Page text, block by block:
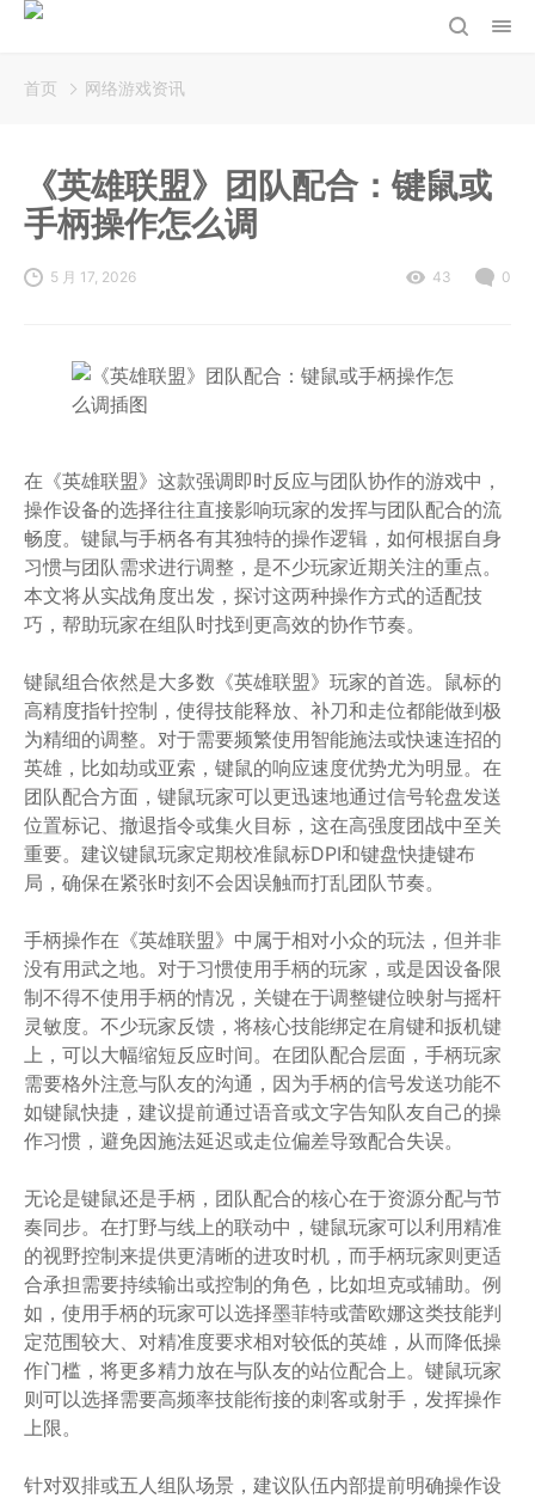
首页 网络游戏资讯
《英雄联盟》团队配合：键鼠或
手柄操作怎么调
5 月 17, 2026 43 0
在《英雄联盟》这款强调即时反应与团队协作的游戏中，
操作设备的选择往往直接影响玩家的发挥与团队配合的流
畅度。键鼠与手柄各有其独特的操作逻辑，如何根据自身
习惯与团队需求进行调整，是不少玩家近期关注的重点。
本文将从实战角度出发，探讨这两种操作方式的适配技
巧，帮助玩家在组队时找到更高效的协作节奏。
键鼠组合依然是大多数《英雄联盟》玩家的首选。鼠标的
高精度指针控制，使得技能释放、补刀和走位都能做到极
为精细的调整。对于需要频繁使用智能施法或快速连招的
英雄，比如劫或亚索，键鼠的响应速度优势尤为明显。在
团队配合方面，键鼠玩家可以更迅速地通过信号轮盘发送
位置标记、撤退指令或集火目标，这在高强度团战中至关
重要。建议键鼠玩家定期校准鼠标DPI和键盘快捷键布
局，确保在紧张时刻不会因误触而打乱团队节奏。
手柄操作在《英雄联盟》中属于相对小众的玩法，但并非
没有用武之地。对于习惯使用手柄的玩家，或是因设备限
制不得不使用手柄的情况，关键在于调整键位映射与摇杆
灵敏度。不少玩家反馈，将核心技能绑定在肩键和扳机键
上，可以大幅缩短反应时间。在团队配合层面，手柄玩家
需要格外注意与队友的沟通，因为手柄的信号发送功能不
如键鼠快捷，建议提前通过语音或文字告知队友自己的操
作习惯，避免因施法延迟或走位偏差导致配合失误。
无论是键鼠还是手柄，团队配合的核心在于资源分配与节
奏同步。在打野与线上的联动中，键鼠玩家可以利用精准
的视野控制来提供更清晰的进攻时机，而手柄玩家则更适
合承担需要持续输出或控制的角色，比如坦克或辅助。例
如，使用手柄的玩家可以选择墨菲特或蕾欧娜这类技能判
定范围较大、对精准度要求相对较低的英雄，从而降低操
作门槛，将更多精力放在与队友的站位配合上。键鼠玩家
则可以选择需要高频率技能衔接的刺客或射手，发挥操作
上限。
针对双排或五人组队场景，建议队伍内部提前明确操作设